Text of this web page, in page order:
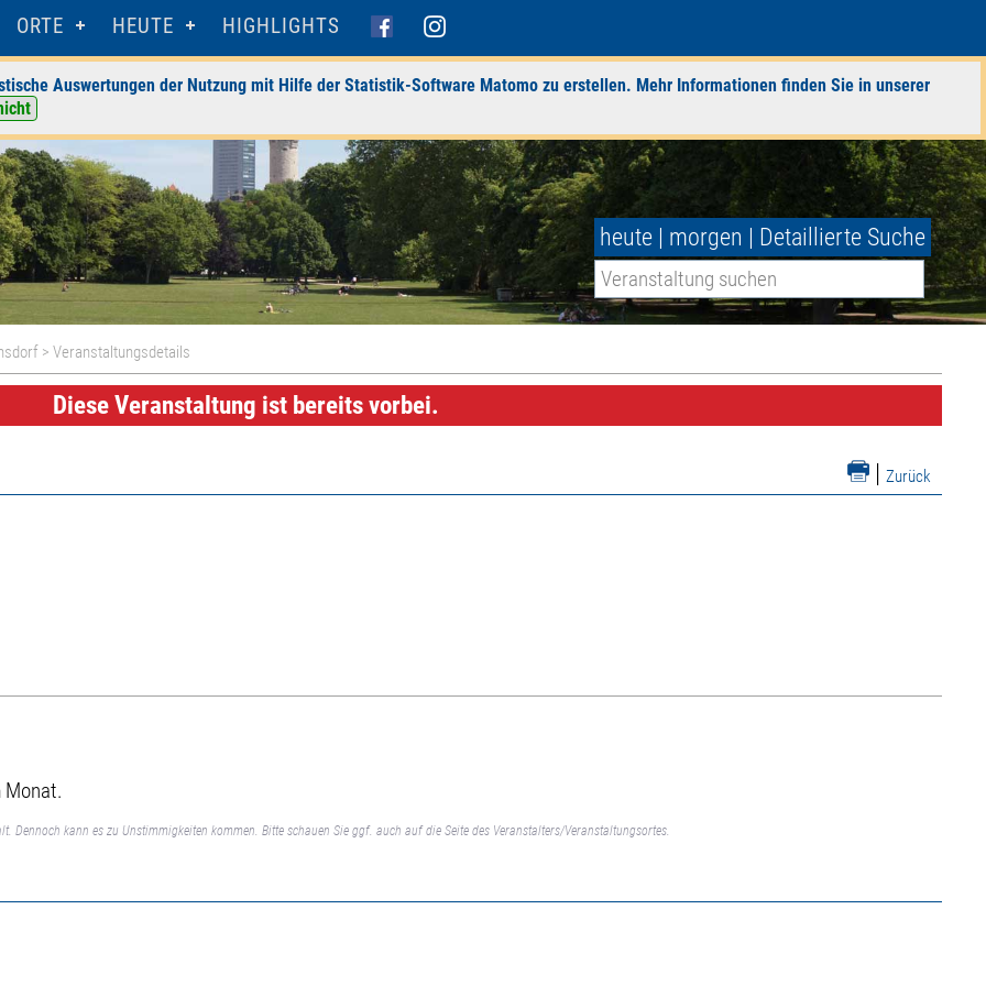
ORTE HEUTE HIGHLIGHTS
Auswertungen der Nutzung mit Hilfe der Statistik-Software Matomo zu erstellen. Mehr Informationen finden Sie in unserer
heute | morgen | Detaillierte Suche
> Veranstaltungsdetails
Diese Veranstaltung ist bereits vorbei.
| Zurück
Monat.
kann es zu Unstimmigkeiten kommen. Bitte schauen Sie ggf. auch auf die Seite des Veranstalters/Veranstaltungsortes.